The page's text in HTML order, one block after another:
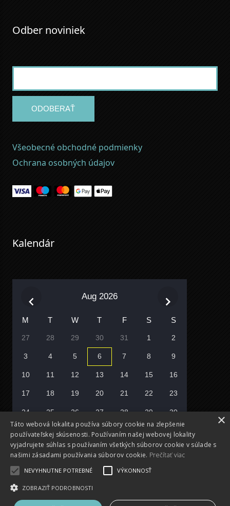
Odber noviniek
ODOBERAŤ
Všeobecné obchodné podmienky
Ochrana osobných údajov
Kalendár
Aug 2026
M T W T F S S
27 28 29 30 31 1 2
3 4 5 6 7 8 9
10 11 12 13 14 15 16
17 18 19 20 21 22 23
24 25 26 27 28 29 30
31 6
Vyberte si deň
×
Táto webová lokalita používa súbory cookie na zlepšenie
používateľskej skúsenosti. Používaním našej webovej lokality
vyjadrujete súhlas s používaním všetkých súborov cookie v súlade s
našimi zásadami používania súborov cookie. Prečítať viac
NEVYHNUTNE POTREBNÉ VÝKONNOSŤ
ZOBRAZIŤ PODROBNOSTI